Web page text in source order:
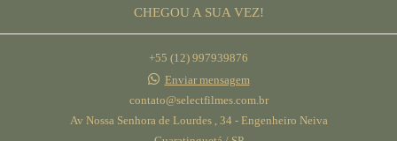
CHEGOU A SUA VEZ!
+55 (12) 997939876
Enviar mensagem
contato@selectfilmes.com.br
Av Nossa Senhora de Lourdes , 34 - Engenheiro Neiva